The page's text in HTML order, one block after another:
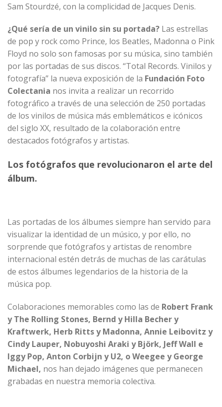
Sam Stourdzé, con la complicidad de Jacques Denis.
¿Qué sería de un vinilo sin su portada? Las estrellas
de pop y rock como Prince, los Beatles, Madonna o Pink
Floyd no solo son famosas por su música, sino también
por las portadas de sus discos. “Total Records. Vinilos y
fotografía” la nueva exposición de la Fundación Foto
Colectania nos invita a realizar un recorrido
fotográfico a través de una selección de 250 portadas
de los vinilos de música más emblemáticos e icónicos
del siglo XX, resultado de la colaboración entre
destacados fotógrafos y artistas.
Los fotógrafos que revolucionaron el arte del
álbum.
Las portadas de los álbumes siempre han servido para
visualizar la identidad de un músico, y por ello, no
sorprende que fotógrafos y artistas de renombre
internacional estén detrás de muchas de las carátulas
de estos álbumes legendarios de la historia de la
música pop.
Colaboraciones memorables como las de Robert Frank
y The Rolling Stones, Bernd y Hilla Becher y
Kraftwerk, Herb Ritts y Madonna, Annie Leibovitz y
Cindy Lauper, Nobuyoshi Araki y Björk, Jeff Wall e
Iggy Pop, Anton Corbijn y U2, o Weegee y George
Michael, nos han dejado imágenes que permanecen
grabadas en nuestra memoria colectiva.